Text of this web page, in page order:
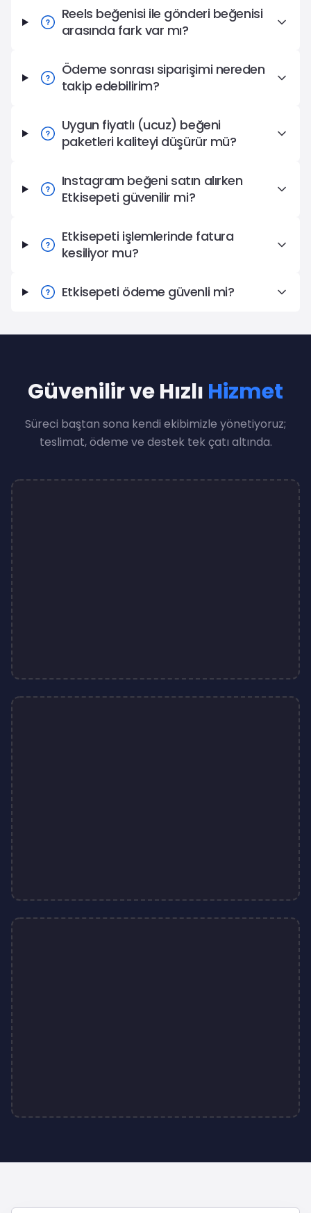
Reels beğenisi ile gönderi beğenisi
arasında fark var mı?
Ödeme sonrası siparişimi nereden
takip edebilirim?
Uygun fiyatlı (ucuz) beğeni
paketleri kaliteyi düşürür mü?
Instagram beğeni satın alırken
Etkisepeti güvenilir mi?
Etkisepeti işlemlerinde fatura
kesiliyor mu?
Etkisepeti ödeme güvenli mi?
Güvenilir ve Hızlı Hizmet
Süreci baştan sona kendi ekibimizle yönetiyoruz;
teslimat, ödeme ve destek tek çatı altında.